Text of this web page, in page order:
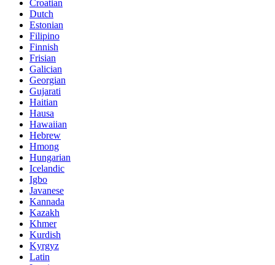
Croatian
Dutch
Estonian
Filipino
Finnish
Frisian
Galician
Georgian
Gujarati
Haitian
Hausa
Hawaiian
Hebrew
Hmong
Hungarian
Icelandic
Igbo
Javanese
Kannada
Kazakh
Khmer
Kurdish
Kyrgyz
Latin